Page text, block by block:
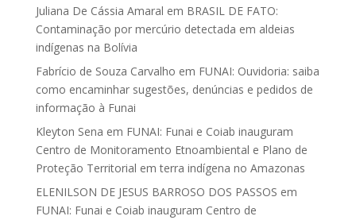
Juliana De Cássia Amaral em BRASIL DE FATO:
Contaminação por mercúrio detectada em aldeias
indígenas na Bolívia
Fabrício de Souza Carvalho em FUNAI: Ouvidoria: saiba
como encaminhar sugestões, denúncias e pedidos de
informação à Funai
Kleyton Sena em FUNAI: Funai e Coiab inauguram
Centro de Monitoramento Etnoambiental e Plano de
Proteção Territorial em terra indígena no Amazonas
ELENILSON DE JESUS BARROSO DOS PASSOS em
FUNAI: Funai e Coiab inauguram Centro de